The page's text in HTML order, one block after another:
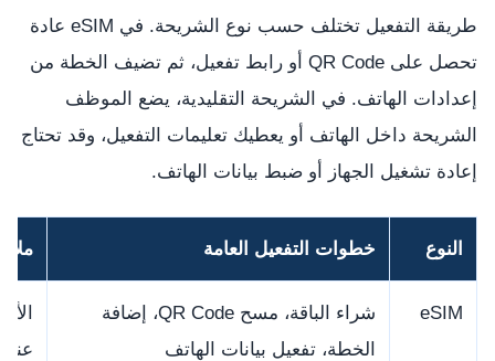
طريقة التفعيل تختلف حسب نوع الشريحة. في eSIM عادة
تحصل على QR Code أو رابط تفعيل، ثم تضيف الخطة من
إعدادات الهاتف. في الشريحة التقليدية، يضع الموظف
الشريحة داخل الهاتف أو يعطيك تعليمات التفعيل، وقد تحتاج
إعادة تشغيل الجهاز أو ضبط بيانات الهاتف.
النوع خطوات التفعيل العامة
eSIM
شراء الباقة، مسح QR Code، إضافة
الخطة، تفعيل بيانات الهاتف